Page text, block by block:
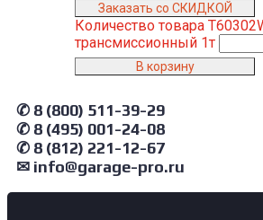
Заказать со СКИДКОЙ
Количество товара
трансмиссионный 1т
В корзину
✆ 8 (800) 511-39-29
✆ 8 (495) 001-24-08
✆ 8 (812) 221-12-67
✉ info@garage-pro.ru